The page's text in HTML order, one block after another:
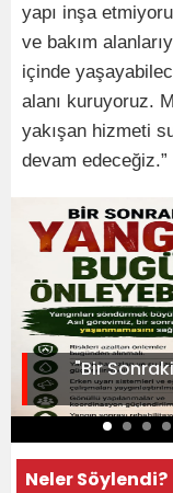
yapı inşa
ve bakım
içinde
alanı kuruyoruz.
yakışan hizmeti
devam edeceğiz.”
"Bir
Neler Söylendi?